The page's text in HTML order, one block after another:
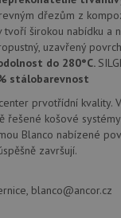
dřezům z
tvoří širokou nabídku a
uzavřený
do 280°C.
stálobarevnost
prvotřídní kvality.
košové
Blanco nabízené
završují.
blanco@ancor.cz
a jakoukoli reklamu,
návštěvou uvedeného
běžný název souboru
soubor cookie relace,
správu stavu relace.
soubor cookie relace,
správu stavu relace.
cookie nastavuje
společnost Google), aby
webu podporuje soubory
videí.